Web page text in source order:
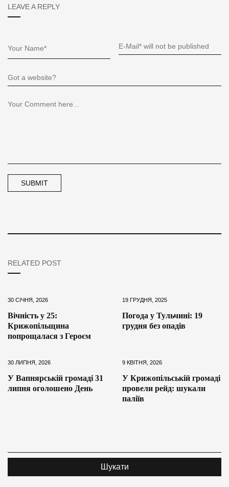
LEAVE A REPLY
RELATED POST
30 СІЧНЯ, 2026
Вічність у 25:
Крижопільщина
попрощалася з Героєм
19 ГРУДНЯ, 2025
Погода у Тульчині: 19
грудня без опадів
30 ЛИПНЯ, 2026
У Вапнярській громаді 31
липня оголошено День
9 КВІТНЯ, 2026
У Крижопільській громаді
провели рейд: шукали
паліїв